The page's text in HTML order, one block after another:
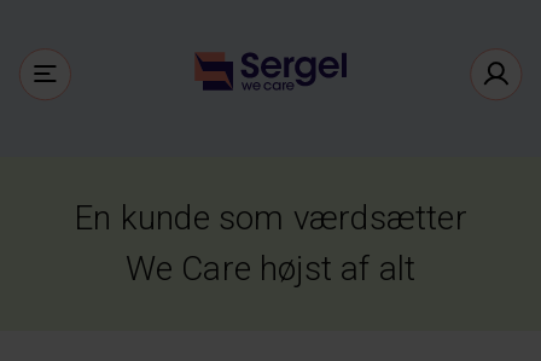
En kunde som værdsætter
We Care højst af alt